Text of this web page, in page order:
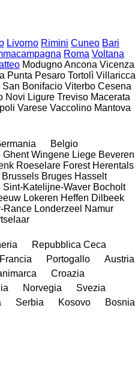
Livorno Rimini Cuneo Bari
Roma Voltana
ModugnoAncona Vicenza
Punta Pesaro Tortolì Villaricca
San Bonifacio Viterbo Cesena
Novi Ligure Treviso Macerata
Varese Vaccolino Mantova
Belgio
Ghent Wingene Liege Beveren
Roeselare Forest Herentals
Brussels Bruges Hasselt
Sint-Katelijne-Waver Bocholt
Lokeren Heffen Dilbeek
Rance Londerzeel Namur
Repubblica Ceca
Francia Portogallo
Austria
Croazia
Norvegia
Svezia
Serbia Kosovo
Bosnia